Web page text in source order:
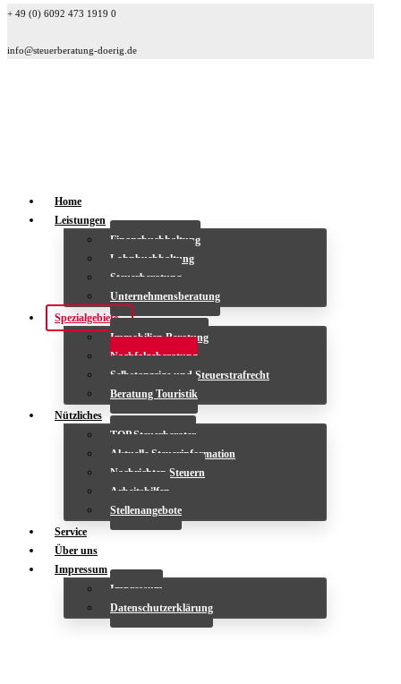
+ 49 (0) 6092 473 1919 0
info@steuerberatung-doerig.de
Home
Leistungen
Finanzbuchhaltung
Lohnbuchhaltung
Steuerberatung
Unternehmensberatung
Spezialgebiete
Immobilien Beratung
Nachfolgeberatung
Selbstanzeige und Steuerstrafrecht
Beratung Touristik
Nützliches
TOP Steuerberater
Aktuelle Steuerinformation
Nachrichten Steuern
Arbeitshilfen
Stellenangebote
Service
Über uns
Impressum
Impressum
Datenschutzerklärung